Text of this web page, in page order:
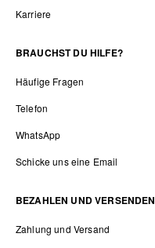
Karriere
BRAUCHST DU HILFE?
Häufige Fragen
Telefon
WhatsApp
Schicke uns eine Email
BEZAHLEN UND VERSENDEN
Zahlung und Versand